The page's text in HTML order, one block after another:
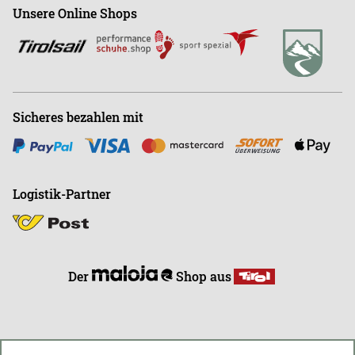
Büro+43 (0)676-9408501
Unsere Online Shops
Sicheres bezahlen mit
Logistik-Partner
Der Shop aus